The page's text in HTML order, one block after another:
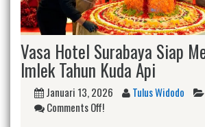
Vasa Hotel Surabaya Siap
Imlek Tahun Kuda Api
Januari 13, 2026 Tulus Widodo
Comments Off!